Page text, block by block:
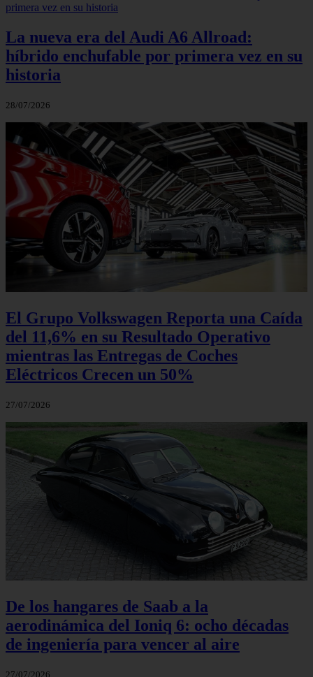
La nueva era del Audi A6 Allroad:
híbrido enchufable por primera vez en su
historia
28/07/2026
El Grupo Volkswagen Reporta una Caída
del 11,6% en su Resultado Operativo
mientras las Entregas de Coches
Eléctricos Crecen un 50%
27/07/2026
De los hangares de Saab a la
aerodinámica del Ioniq 6: ocho décadas
de ingeniería para vencer al aire
27/07/2026